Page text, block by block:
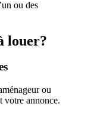
ou des
louer?
ou
votre annonce.